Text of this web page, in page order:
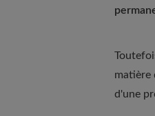
matière
d'une